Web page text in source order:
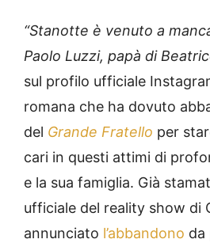
“Stanotte è venuto a
Paolo Luzzi, papà di
sul profilo ufficiale
romana che ha dovuto
del Grande Fratello per
cari in questi attimi di
e la sua famiglia. Già
ufficiale del reality show di
annunciato l’abbandono da